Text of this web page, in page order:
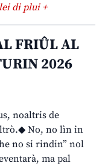
di plui +
FRIÛL AL
2026
noaltris de
No, no lìn in
no si rindin” nol
ma pal